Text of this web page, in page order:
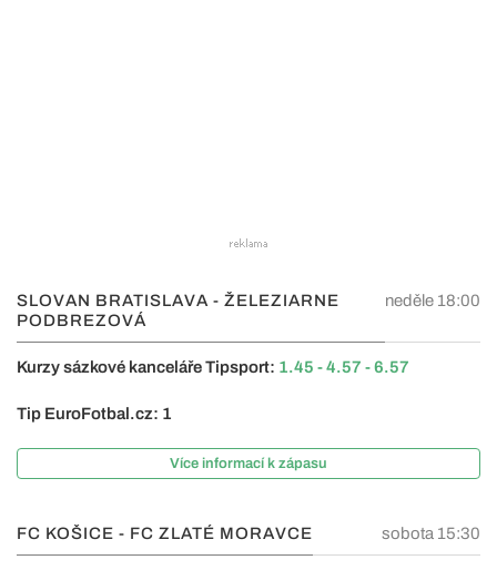
SLOVAN BRATISLAVA - ŽELEZIARNE
PODBREZOVÁ
neděle 18:00
Kurzy sázkové kanceláře Tipsport: 1.45 - 4.57 - 6.57
Tip EuroFotbal.cz: 1
Více informací k zápasu
FC KOŠICE - FC ZLATÉ MORAVCE sobota 15:30